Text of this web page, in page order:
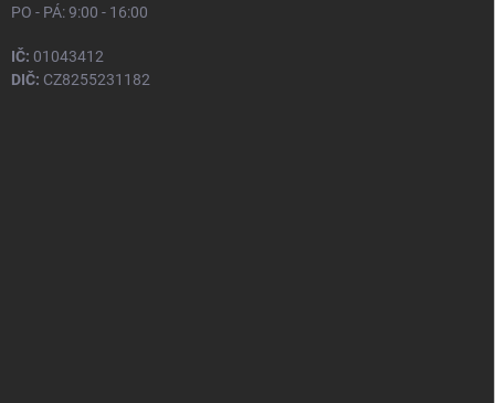
PO - PÁ: 9:00 - 16:00
IČ: 01043412
DIČ: CZ8255231182